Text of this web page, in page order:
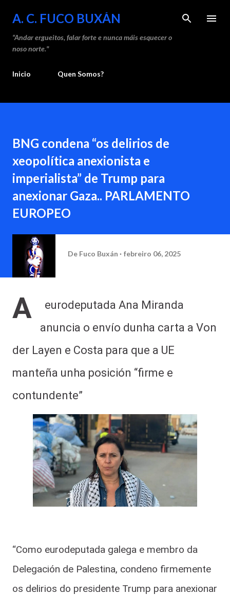
Saltar ao contido principal
A. C. FUCO BUXÁN
“Andar ergueitos, falar forte e nunca máis esquecer o
noso norte."
Inicio Quen Somos?
BNG condena “os delirios de
xeopolítica anexionista e
imperialista” de Trump para
anexionar Gaza.. PARLAMENTO
EUROPEO
De Fuco Buxán febreiro 06, 2025
A
eurodeputada Ana Miranda
anuncia o envío dunha carta a Von
der Layen e Costa para que a UE
manteña unha posición “firme e
contundente”
“Como eurodeputada galega e membro da
Delegación de Palestina, condeno firmemente
os delirios do presidente Trump para anexionar